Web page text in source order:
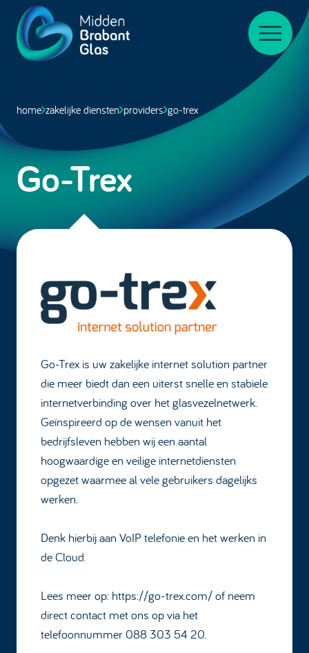
Midden-
BrabantGlas
Menu
home zakelijke diensten providers go-trex
Go-Trex
Go-Trex is uw zakelijke internet solution partner
die meer biedt dan een uiterst snelle en stabiele
internetverbinding over het glasvezelnetwerk.
Geïnspireerd op de wensen vanuit het
bedrijfsleven hebben wij een aantal
hoogwaardige en veilige internetdiensten
opgezet waarmee al vele gebruikers dagelijks
werken.
Denk hierbij aan VoIP telefonie en het werken in
de Cloud.
Lees meer op: https://go-trex.com/of neem
direct contact met ons op via het
telefoonnummer 088 303 54 20.